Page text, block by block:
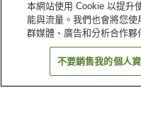
本網站使用 Cookie 以提升
能與流量。我們也會將您
群媒體、廣告和分析合作夥
不要銷售我的個人